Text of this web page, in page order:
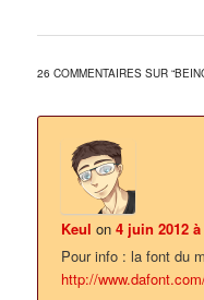
26 COMMENTAIRES SUR “
Keul on4 juin 2012
Pour info : la font du
http://